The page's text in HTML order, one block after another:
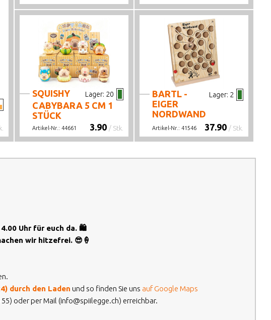
DARK 7 G
Lager: 20
SQUISHY
CABYBARA 5 CM 1
STÜCK
ASSORTIERT
3.90 / Stk.
Artikel-Nr.: 44661
Lager: 2
BARTL -
EIGER
NORDWAND
37.90 / Stk.
Artikel-Nr.: 41546
Uhr für euch da. 🛍️
wir hitzefrei. 😎🍦
durch den Laden und so finden Sie uns auf Google Maps
oder per Mail (info@spiilegge.ch) erreichbar.